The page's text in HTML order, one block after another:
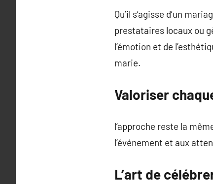
Qu’il s’agisse d’un
prestataires locaux ou
l’émotion et de
marie.
Valoriser
l’approche reste la
l’événement et aux
L’art de